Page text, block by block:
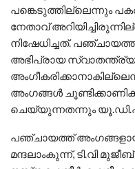
പങ്കെടുത്തില്ലെന്നും
നേതാവ്
നിഷേധിച്ചത്.
അഭിപ്രായ
അംഗങ്ങൾ
ചെയ്യുന്നതന്നും
പഞ്ചായത്ത്
മന്ദലാംകുന്ന്, ടി.വി